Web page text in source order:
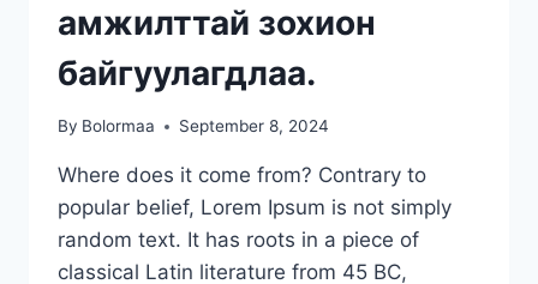
амжилттай зохион
байгуулагдлаа.
By Bolormaa September 8, 2024
Where does it come from? Contrary to
popular belief, Lorem Ipsum is not simply
random text. It has roots in a piece of
classical Latin literature from 45 BC,